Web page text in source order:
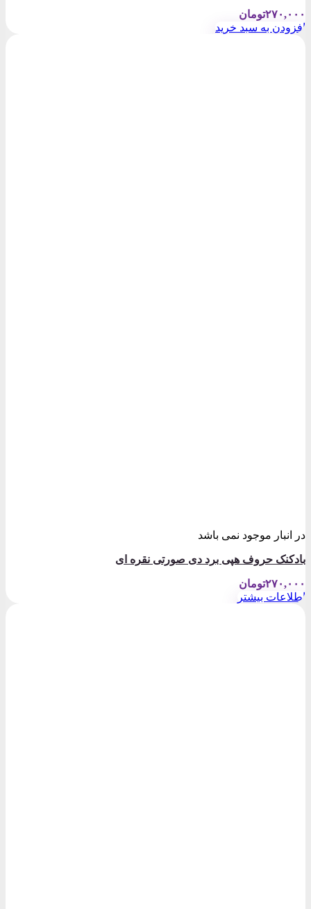
۲۷۰,۰۰۰تومان
افزودن به سبد خرید
در انبار موجود نمی باشد
بادکنک حروف هپی برد دی صورتی نقره ای
۲۷۰,۰۰۰تومان
اطلاعات بیشتر